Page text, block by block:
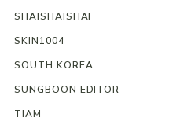
SHAISHAISHAI
SKIN1004
SOUTH KOREA
SUNGBOON EDITOR
TIAM